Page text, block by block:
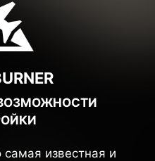
самая известная и